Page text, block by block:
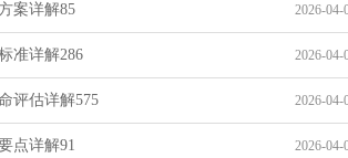
案详解85 2026-04-
准详解286 2026-04-
评估详解575 2026-04-
点详解91 2026-04-